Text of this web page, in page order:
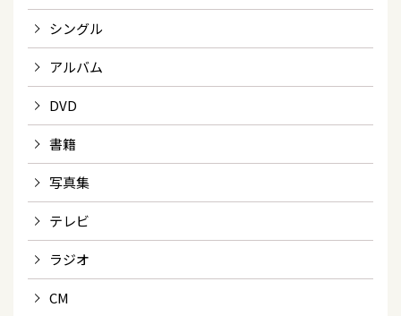
シングル
アルバム
DVD
書籍
写真集
テレビ
ラジオ
CM